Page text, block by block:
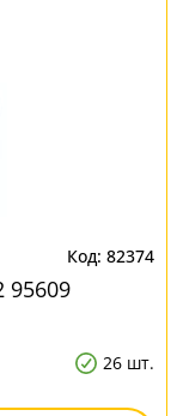
82374
95609
26 шт.